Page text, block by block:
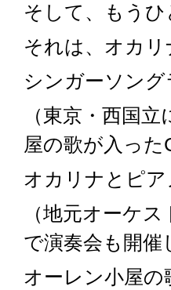
そして、もう
それは、オカ
シンガーソン
（東京・西国
屋の歌が入っ
オカリナとピ
（地元オーケ
で演奏会も開催
オーレン小屋